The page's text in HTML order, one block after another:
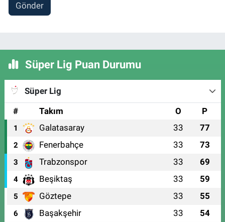
Gönder
Süper Lig Puan Durumu
Süper Lig
#
Takım O P
1 Galatasaray 33 77
2 Fenerbahçe 33 73
3 Trabzonspor 33 69
4 Beşiktaş 33 59
5 Göztepe 33 55
6 Başakşehir 33 54